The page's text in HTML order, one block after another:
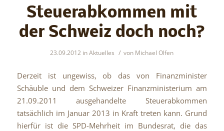
Steuerabkommen mit
der Schweiz doch noch?
23.09.2012 inAktuelles / von Michael Olfen
Derzeit ist ungewiss, ob das von Finanzminister
Schäuble und dem Schweizer Finanzministerium am
21.09.2011 ausgehandelte Steuerabkommen
tatsächlich im Januar 2013 in Kraft treten kann. Grund
hierfür ist die SPD-Mehrheit im Bundesrat, die das